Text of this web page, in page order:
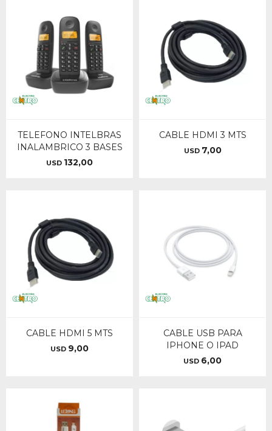
TELEFONO INTELBRAS
INALAMBRICO 3 BASES
USD 132,00
CABLE HDMI 3 MTS
USD 7,00
CABLE HDMI 5 MTS
USD 9,00
CABLE USB PARA
IPHONE O IPAD
USD 6,00